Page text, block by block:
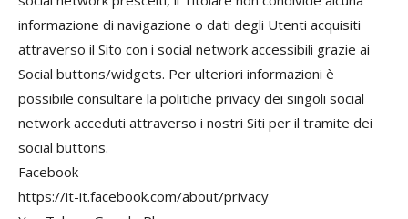
informazione di navigazione o dati degli Utenti acquisiti
attraverso il Sito con i social network accessibili grazie ai
Social buttons/widgets. Per ulteriori informazioni è
possibile consultare la politiche privacy dei singoli social
network acceduti attraverso i nostri Siti per il tramite dei
social buttons.
Facebook
https://it-it.facebook.com/about/privacy